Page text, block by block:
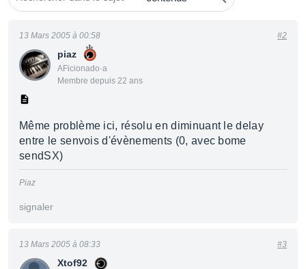
piaz
AFicionado·a
Membre depuis 22 ans
13 Mars 2005 à 00:58 #2
Même problème ici, résolu en diminuant le delay
entre le senvois d'évènements (0, avec bome
sendSX)
Piaz
signaler
Xtof92
13 Mars 2005 à 08:33 #3